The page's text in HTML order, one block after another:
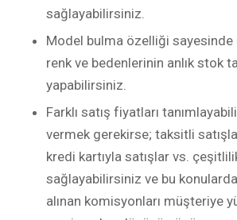
sağlayabilirsiniz.
Model bulma özelliği sayesinde
renk ve bedenlerinin anlık stok
yapabilirsiniz.
Farklı satış fiyatları
vermek gerekirse; taksitli
kredi kartıyla satışlar vs.
sağlayabilirsiniz ve bu
alınan komisyonları müşteriye